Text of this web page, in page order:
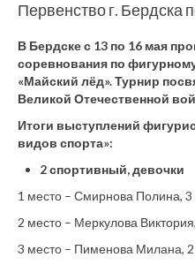
ОЦЕНКА КАЧЕСТВА
ПЛАТНЫЕ УСЛУГИ
Первенство г. Бердска
В Бердске с 13 по 16 мая
соревнования по
«Майский лёд». Турнир
Великой Отечественной
Итоги выступлений
видов спорта»:
2 спортивный, девочки
1 место – Смирнова Полина,
2 место – Меркулова
3 место – Пименова Милана,